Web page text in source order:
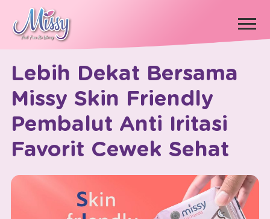
×
Lebih Dekat Bersama
Missy Skin Friendly
Pembalut Anti Iritasi
Favorit Cewek Sehat